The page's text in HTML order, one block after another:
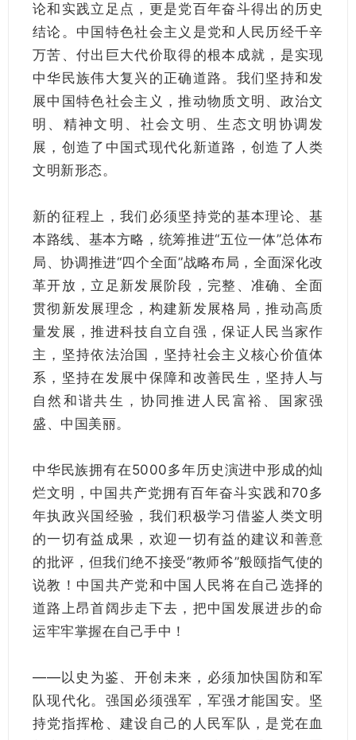
论和实践立足点，更是党百年奋斗得出的历史
结论。中国特色社会主义是党和人民历经千辛
万苦、付出巨大代价取得的根本成就，是实现
中华民族伟大复兴的正确道路。我们坚持和发
展中国特色社会主义，推动物质文明、政治文
明、精神文明、社会文明、生态文明协调发
展，创造了中国式现代化新道路，创造了人类
文明新形态。
新的征程上，我们必须坚持党的基本理论、基
本路线、基本方略，统筹推进“五位一体”总体布
局、协调推进“四个全面”战略布局，全面深化改
革开放，立足新发展阶段，完整、准确、全面
贯彻新发展理念，构建新发展格局，推动高质
量发展，推进科技自立自强，保证人民当家作
主，坚持依法治国，坚持社会主义核心价值体
系，坚持在发展中保障和改善民生，坚持人与
自然和谐共生，协同推进人民富裕、国家强
盛、中国美丽。
中华民族拥有在5000多年历史演进中形成的灿
烂文明，中国共产党拥有百年奋斗实践和70多
年执政兴国经验，我们积极学习借鉴人类文明
的一切有益成果，欢迎一切有益的建议和善意
的批评，但我们绝不接受“教师爷”般颐指气使的
说教！中国共产党和中国人民将在自己选择的
道路上昂首阔步走下去，把中国发展进步的命
运牢牢掌握在自己手中！
——以史为鉴、开创未来，必须加快国防和军
队现代化。强国必须强军，军强才能国安。坚
持党指挥枪、建设自己的人民军队，是党在血